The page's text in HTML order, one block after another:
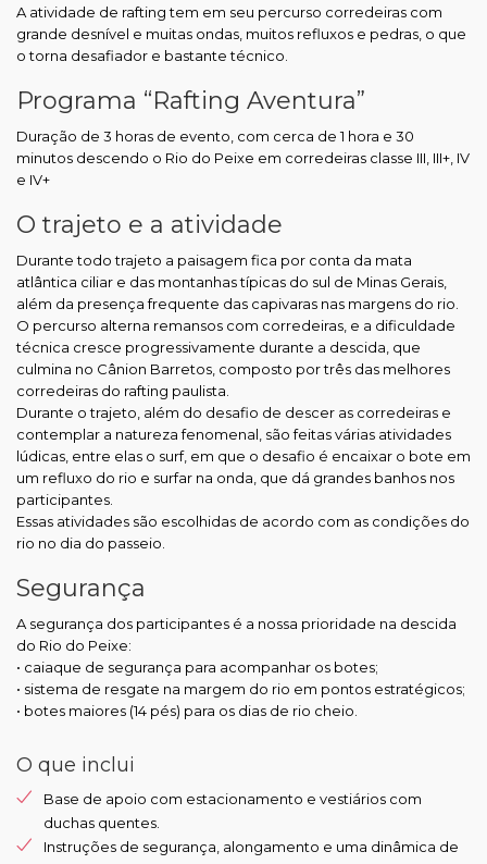
A atividade de rafting tem em seu percurso corredeiras com
grande desnível e muitas ondas, muitos refluxos e pedras, o que
o torna desafiador e bastante técnico.
Programa “Rafting Aventura”
Duração de 3 horas de evento, com cerca de 1 hora e 30
minutos descendo o Rio do Peixe em corredeiras classe III, III+, IV
e IV+
O trajeto e a atividade
Durante todo trajeto a paisagem fica por conta da mata
atlântica ciliar e das montanhas típicas do sul de Minas Gerais,
além da presença frequente das capivaras nas margens do rio.
O percurso alterna remansos com corredeiras, e a dificuldade
técnica cresce progressivamente durante a descida, que
culmina no Cânion Barretos, composto por três das melhores
corredeiras do rafting paulista.
Durante o trajeto, além do desafio de descer as corredeiras e
contemplar a natureza fenomenal, são feitas várias atividades
lúdicas, entre elas o surf, em que o desafio é encaixar o bote em
um refluxo do rio e surfar na onda, que dá grandes banhos nos
participantes.
Essas atividades são escolhidas de acordo com as condições do
rio no dia do passeio.
Segurança
A segurança dos participantes é a nossa prioridade na descida
do Rio do Peixe:
• caiaque de segurança para acompanhar os botes;
• sistema de resgate na margem do rio em pontos estratégicos;
• botes maiores (14 pés) para os dias de rio cheio.
O que inclui
Base de apoio com estacionamento e vestiários com
duchas quentes.
Instruções de segurança, alongamento e uma dinâmica de